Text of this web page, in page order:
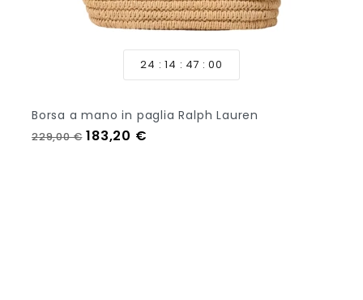
24 14 46 58
Borsa a mano in paglia Ralph Lauren
Prezzo regolare
229,00 € Prezzo
183,20 €